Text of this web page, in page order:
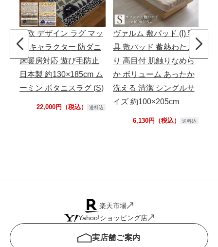
北欧 デザイン ラグ マッ
ト キャラクター 防ダニ
床暖房対応 遊び毛防止
日本製 約130×185cm ム
ーミン ボタニスラグ (S)
22,000円（税込） 送料込
ヴァルム 敷パッド (I) 寝
具 敷パッド 蓄熱わた入
り 高目付 肌触りなめら
か ボリューム あったか
洗える 清潔 シングルサ
イズ 約100×205cm
6,130円（税込） 送料込
ン
楽天市場
Yahoo!ショッピング店
実店舗ご案内